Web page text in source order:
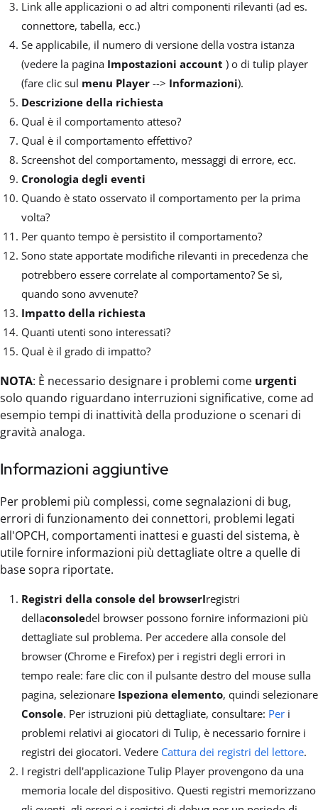
Link alle applicazioni o ad altri componenti rilevanti (ad es.
connettore, tabella, ecc.)
Se applicabile, il numero di versione della vostra istanza
(vedere la pagina Impostazioni account ) o di tulip player
(fare clic sul menu Player --> Informazioni).
Descrizione della richiesta
Qual è il comportamento atteso?
Qual è il comportamento effettivo?
Screenshot del comportamento, messaggi di errore, ecc.
Cronologia degli eventi
Quando è stato osservato il comportamento per la prima
volta?
Per quanto tempo è persistito il comportamento?
Sono state apportate modifiche rilevanti in precedenza che
potrebbero essere correlate al comportamento? Se sì,
quando sono avvenute?
Impatto della richiesta
Quanti utenti sono interessati?
Qual è il grado di impatto?
NOTA: È necessario designare i problemi come urgenti
solo quando riguardano interruzioni significative, come ad
esempio tempi di inattività della produzione o scenari di
gravità analoga.
Informazioni aggiuntive
Per problemi più complessi, come segnalazioni di bug,
errori di funzionamento dei connettori, problemi legati
all'OPCH, comportamenti inattesi e guasti del sistema, è
utile fornire informazioni più dettagliate oltre a quelle di
base sopra riportate.
Registri della console del browserIregistri
dellaconsoledel browser possono fornire informazioni più
dettagliate sul problema. Per accedere alla console del
browser (Chrome e Firefox) per i registri degli errori in
tempo reale: fare clic con il pulsante destro del mouse sulla
pagina, selezionare Ispeziona elemento, quindi selezionare
Console. Per istruzioni più dettagliate, consultare: Per i
problemi relativi ai giocatori di Tulip, è necessario fornire i
registri dei giocatori. Vedere Cattura dei registri del lettore.
I registri dell'applicazione Tulip Player provengono da una
memoria locale del dispositivo. Questi registri memorizzano